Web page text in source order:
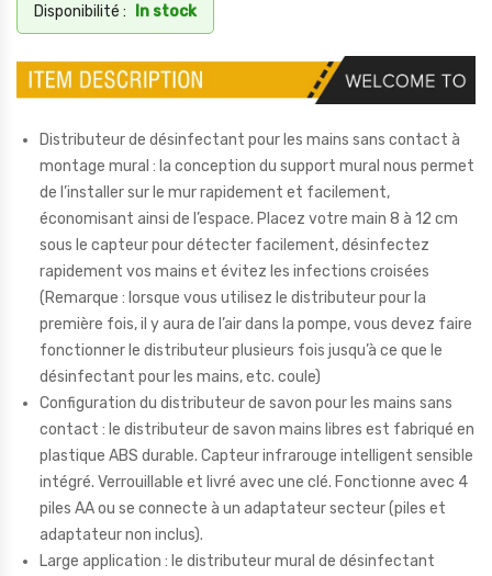
Disponibilité : In stock
Distributeur de désinfectant pour les mains sans contact à
montage mural : la conception du support mural nous permet
de l’installer sur le mur rapidement et facilement,
économisant ainsi de l’espace. Placez votre main 8 à 12 cm
sous le capteur pour détecter facilement, désinfectez
rapidement vos mains et évitez les infections croisées
(Remarque : lorsque vous utilisez le distributeur pour la
première fois, il y aura de l’air dans la pompe, vous devez faire
fonctionner le distributeur plusieurs fois jusqu’à ce que le
désinfectant pour les mains, etc. coule)
Configuration du distributeur de savon pour les mains sans
contact : le distributeur de savon mains libres est fabriqué en
plastique ABS durable. Capteur infrarouge intelligent sensible
intégré. Verrouillable et livré avec une clé. Fonctionne avec 4
piles AA ou se connecte à un adaptateur secteur (piles et
adaptateur non inclus).
Large application : le distributeur mural de désinfectant